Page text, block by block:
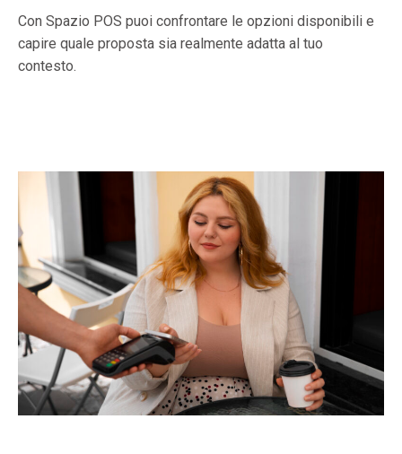
Con Spazio POS puoi confrontare le opzioni disponibili e
capire quale proposta sia realmente adatta al tuo
contesto.